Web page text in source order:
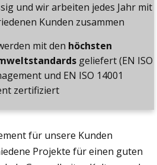
und wir arbeiten jedes Jahr mit
Kunden zusammen
mit den höchsten
geliefert (EN ISO
und EN ISO 14001
zertifiziert
für unsere Kunden
Projekte für einen guten